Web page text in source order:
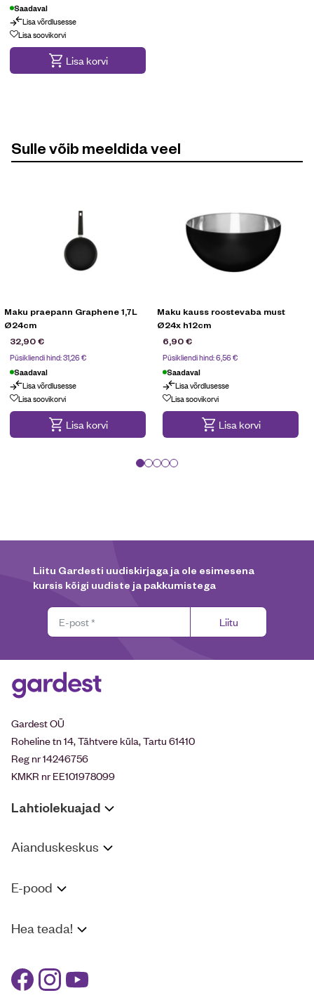
Saadaval
Lisa võrdlusesse
Lisa soovikorvi
Lisa korvi
Sulle võib meeldida veel
Maku praepann Graphene 1,7L
Ø24cm
32,90€
Püsikliendi hind:31,26€
Saadaval
Lisa võrdlusesse
Lisa soovikorvi
Lisa korvi
Maku kauss roostevaba must
Ø24x h12cm
6,90€
Püsikliendi hind:6,56€
Saadaval
Lisa võrdlusesse
Lisa soovikorvi
Lisa korvi
Liitu Gardesti uudiskirjaga ja ole esimesena
kursis kõigi uudiste ja pakkumistega
Liitu
Gardest OÜ
Roheline tn 14, Tähtvere küla, Tartu 61410
Reg nr 14246756
KMKR nr EE101978099
Lahtiolekuajad
Aianduskeskus
E-pood
Hea teada!